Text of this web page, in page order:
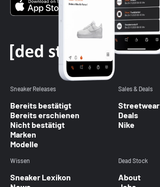
Sneaker Releases
Bereits bestätigt
Bereits erschienen
Nicht bestätigt
Marken
Modelle
Sales & Deals
Streetwear
Deals
Nike
Wissen
Sneaker Lexikon
Dead Stock
About